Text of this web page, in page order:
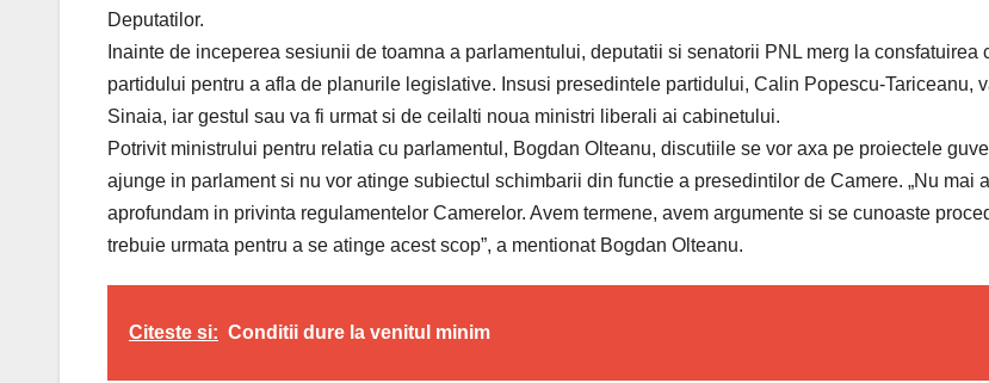
Deputatilor.
Inainte de inceperea sesiunii de toamna a parlamentului, deputatii si senatorii PNL merg la consfatuirea
partidului pentru a afla de planurile legislative. Insusi presedintele partidului, Calin Popescu-Tariceanu,
Sinaia, iar gestul sau va fi urmat si de ceilalti noua ministri liberali ai cabinetului.
Potrivit ministrului pentru relatia cu parlamentul, Bogdan Olteanu, discutiile se vor axa pe proiectele
ajunge in parlament si nu vor atinge subiectul schimbarii din functie a presedintilor de Camere. „Nu mai
aprofundam in privinta regulamentelor Camerelor. Avem termene, avem argumente si se cunoaste
trebuie urmata pentru a se atinge acest scop”, a mentionat Bogdan Olteanu.
Citeste si: Conditii dure la venitul minim